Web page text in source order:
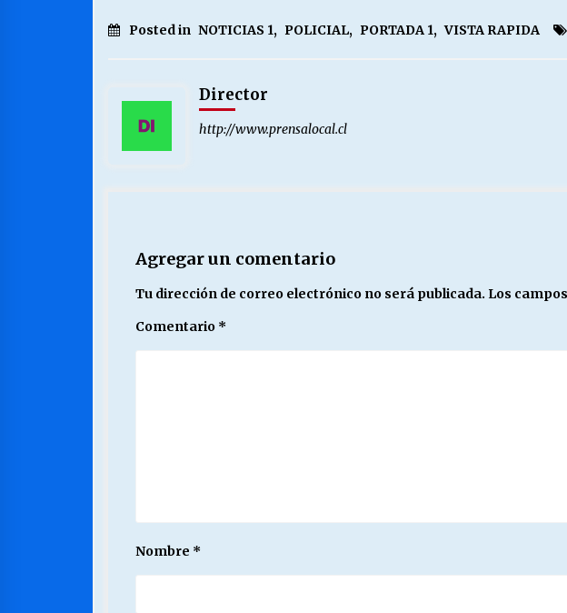
Posted in NOTICIAS 1, POLICIAL, PORTADA 1, VISTA RAPIDA
Director
http://www.prensalocal.cl
Agregar un comentario
Tu dirección de correo electrónico no será publicada. Los
Comentario *
Nombre *